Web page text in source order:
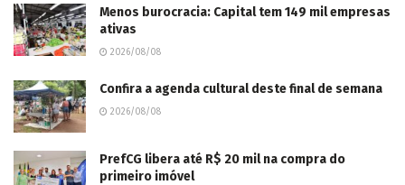
Menos burocracia: Capital tem 149 mil empresas
ativas
2026/08/08
Confira a agenda cultural deste final de semana
2026/08/08
PrefCG libera até R$ 20 mil na compra do
primeiro imóvel